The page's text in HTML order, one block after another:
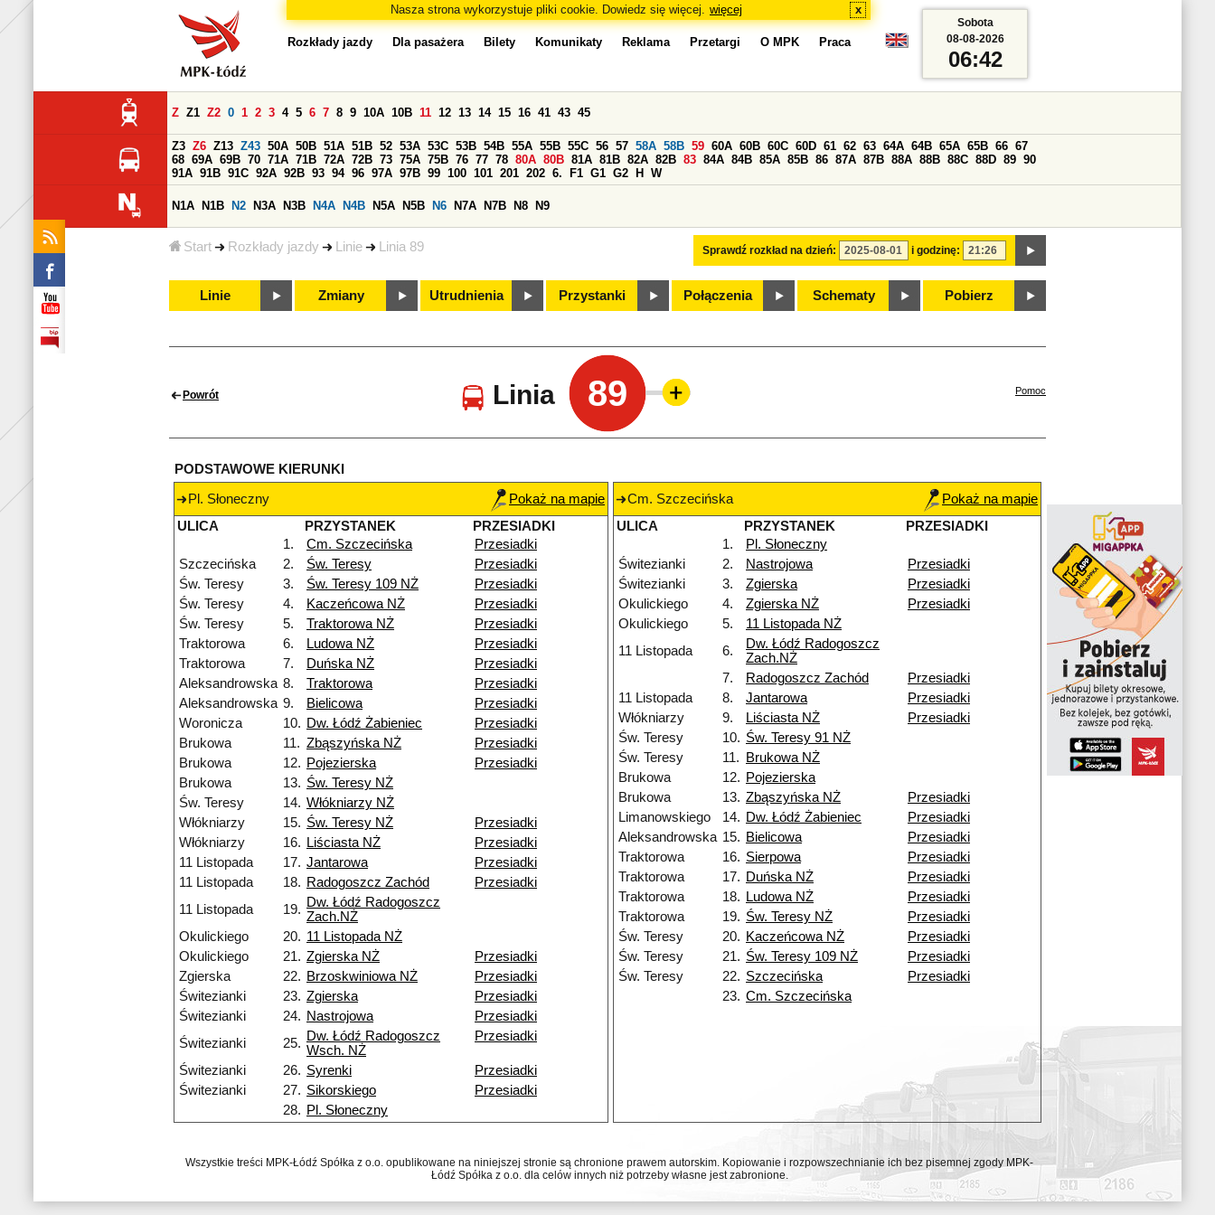
Nasza strona wykorzystuje pliki cookie. Dowiedz się więcej. więcej x
Start Rozkłady jazdy Linie Linia 89
Rozkłady jazdy Dla pasażera Bilety Komunikaty Reklama Przetargi O MPK Praca
Sprawdź rozkład na dzień: i godzinę:
Z Z1 Z2 0 1 2 3 4 5 6 7 8 9 10A 10B 11 12 13 14 15 16 41 43 45
Z3 Z6 Z13 Z43 50A 50B 51A 51B 52 53A 53C 53B 54B 55A 55B 55C 56 57 58A 58B 59 60A 60B 60C 60D 61 62 63 64A 64B 65A 65B 66 67
68 69A 69B 70 71A 71B 72A 72B 73 75A 75B 76 77 78 80A 80B 81A 81B 82A 82B 83 84A 84B 85A 85B 86 87A 87B 88A 88B 88C 88D 89 90
91A 91B 91C 92A 92B 93 94 96 97A 97B 99 100 101 201 202 6. F1 G1 G2 H W
N1A N1B N2 N3A N3B N4A N4B N5A N5B N6 N7A N7B N8 N9
Linie Zmiany Utrudnienia Przystanki Połączenia Schematy Pobierz
Sobota
08-08-2026
06:42
Powrót Linia 89 Pomoc
PODSTAWOWE KIERUNKI
Pl. Słoneczny
Pokaż na mapie
ULICA
PRZYSTANEK
PRZESIADKI
1.
Cm. Szczecińska
Przesiadki
Szczecińska
2. Św. Teresy
Przesiadki
Św. Teresy
3. Św. Teresy 109 NŻ
Przesiadki
Św. Teresy
4. Kaczeńcowa NŻ
Przesiadki
Św. Teresy
5. Traktorowa NŻ
Przesiadki
Traktorowa
6. Ludowa NŻ
Przesiadki
Traktorowa
7. Duńska NŻ
Przesiadki
Aleksandrowska 8. Traktorowa
Przesiadki
Aleksandrowska 9. Bielicowa
Przesiadki
Woronicza
10. Dw. Łódź Żabieniec
Przesiadki
Brukowa
11. Zbąszyńska NŻ
Przesiadki
Brukowa
12. Pojezierska
Przesiadki
Brukowa
13. Św. Teresy NŻ
Św. Teresy
14. Włókniarzy NŻ
Włókniarzy
15. Św. Teresy NŻ
Przesiadki
Włókniarzy
16. Liściasta NŻ
Przesiadki
11 Listopada
17. Jantarowa
Przesiadki
11 Listopada
18. Radogoszcz Zachód
Przesiadki
11 Listopada
19. Dw. Łódź Radogoszcz
Zach.NŻ
Okulickiego
20. 11 Listopada NŻ
Okulickiego
21. Zgierska NŻ
Przesiadki
Zgierska
22. Brzoskwiniowa NŻ
Przesiadki
Świtezianki
23. Zgierska
Przesiadki
Świtezianki
24. Nastrojowa
Przesiadki
Świtezianki
25. Dw. Łódź Radogoszcz
Wsch. NŻ
Przesiadki
Świtezianki 26. Syrenki
Przesiadki
Świtezianki
27. Sikorskiego
Przesiadki
28. Pl. Słoneczny
Cm. Szczecińska
Pokaż na mapie
ULICA
PRZYSTANEK
PRZESIADKI
1.
Pl. Słoneczny
Świtezianki
2. Nastrojowa
Przesiadki
Świtezianki
3. Zgierska
Przesiadki
Okulickiego
4. Zgierska NŻ
Przesiadki
Okulickiego
5.
11 Listopada NŻ
11 Listopada
6.
Dw. Łódź Radogoszcz
Zach.NŻ
7.
Radogoszcz Zachód
Przesiadki
11 Listopada
8. Jantarowa
Przesiadki
Włókniarzy
9. Liściasta NŻ
Przesiadki
Św. Teresy
10. Św. Teresy 91 NŻ
Św. Teresy
11.
Brukowa NŻ
Brukowa
12. Pojezierska
Brukowa
13. Zbąszyńska NŻ
Przesiadki
Limanowskiego
14. Dw. Łódź Żabieniec
Przesiadki
Aleksandrowska 15. Bielicowa
Przesiadki
Traktorowa
16. Sierpowa
Przesiadki
Traktorowa
17. Duńska NŻ
Przesiadki
Traktorowa
18. Ludowa NŻ
Przesiadki
Traktorowa
19. Św. Teresy NŻ
Przesiadki
Św. Teresy
20. Kaczeńcowa NŻ
Przesiadki
Św. Teresy
21. Św. Teresy 109 NŻ
Przesiadki
Św. Teresy
22. Szczecińska
Przesiadki
23. Cm. Szczecińska
Wszystkie treści MPK-Łódź Spółka z o.o. opublikowane na niniejszej stronie są chronione prawem autorskim. Kopiowanie i rozpowszechnianie ich bez pisemnej zgody MPK-
Łódź Spółka z o.o. dla celów innych niż potrzeby własne jest zabronione.